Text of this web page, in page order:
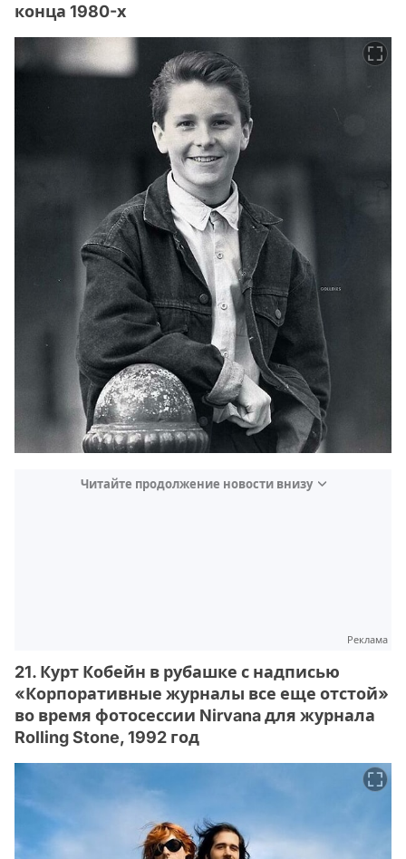
конца 1980-х
Читайте продолжение новости внизу
Реклама
21. Курт Кобейн в рубашке с надписью
«Корпоративные журналы все еще отстой»
во время фотосессии Nirvana для журнала
Rolling Stone, 1992 год